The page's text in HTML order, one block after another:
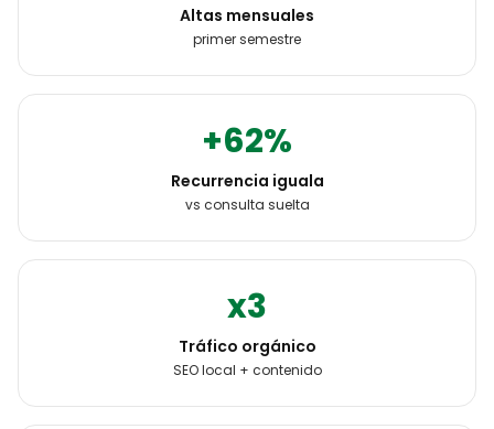
Altas mensuales
primer semestre
+62%
Recurrencia iguala
vs consulta suelta
x3
Tráfico orgánico
SEO local + contenido